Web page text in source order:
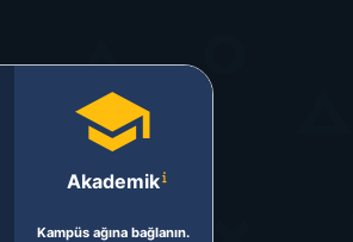
Akademik
Kampüs ağına bağlanın.